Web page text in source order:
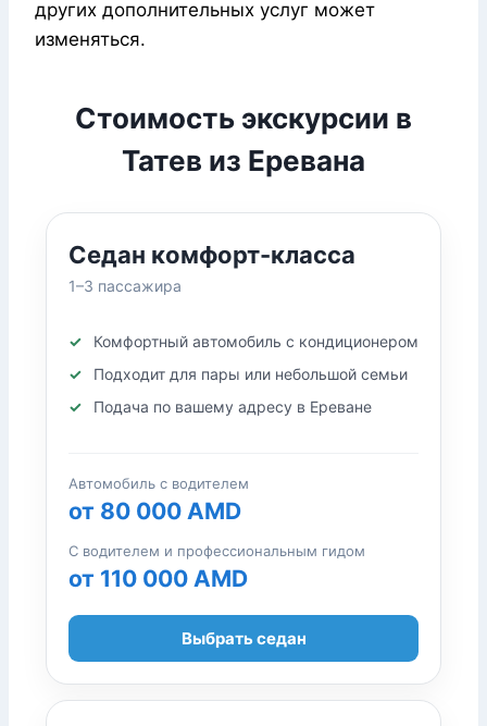
других дополнительных услуг может
изменяться.
Стоимость экскурсии в
Татев из Еревана
Седан комфорт-класса
1–3 пассажира
Комфортный автомобиль с кондиционером
Подходит для пары или небольшой семьи
Подача по вашему адресу в Ереване
Автомобиль с водителем
от 80 000 AMD
С водителем и профессиональным гидом
от 110 000 AMD
Выбрать седан